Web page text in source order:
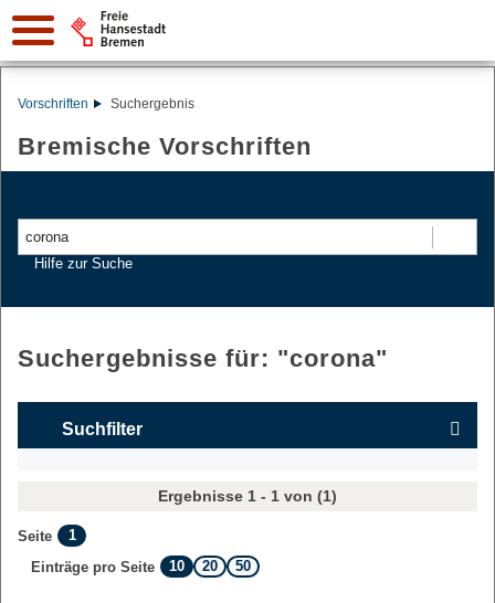
Vorschriften Suchergebnis
Bremische Vorschriften
Hilfe zur Suche
Suchergebnisse für: "corona"
Suchfilter
Ergebnisse 1 - 1 von (1)
Seite
1
Einträge pro Seite
10 20 50